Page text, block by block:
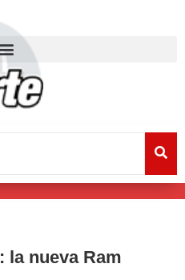
la nueva Ram